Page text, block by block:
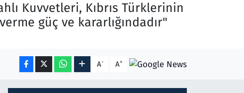
Kuvvetleri, Kıbrıs Türklerinin
güç ve kararlığındadır"
A- A+